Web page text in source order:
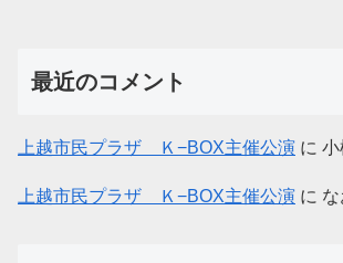
最近のコメント
上越市民プラザ Ｋ−BOX主催公演 に 小
上越市民プラザ Ｋ−BOX主催公演 に な